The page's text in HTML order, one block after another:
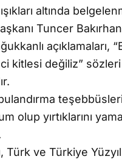
altında
Tuncer
açıklamaları,
kitlesi değiliz”
teşebbüsleri
olup yırtıklarını
Türk ve Türkiye